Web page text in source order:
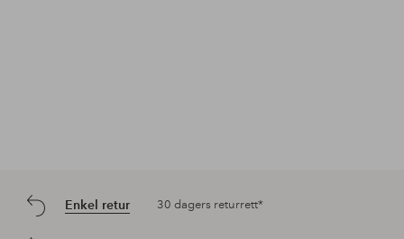
Enkel retur 30 dagers returrett*